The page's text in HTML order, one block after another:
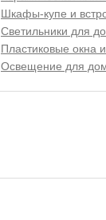
Шкафы-купе и
Светильники для
Пластиковые окна
Освещение для